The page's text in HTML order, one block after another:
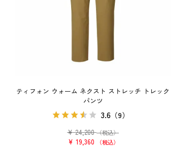
ティフォン ウォーム ネクスト ストレッチ トレック
パンツ
3.6（9）
¥ 24,200 （税込）
¥ 19,360 税込